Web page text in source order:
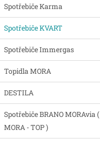
Spotřebiče Karma
Spotřebiče KVART
Spotřebiče Immergas
Topidla MORA
DESTILA
Spotřebiče BRANO MORAvia (
MORA - TOP )